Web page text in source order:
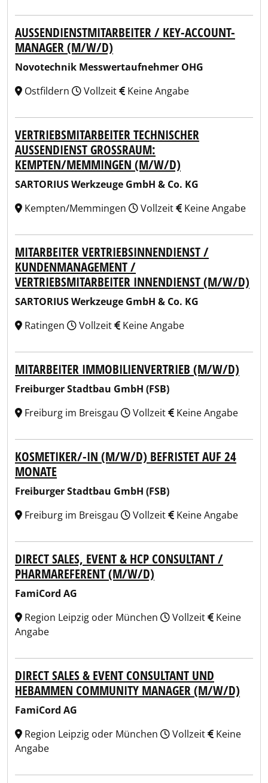
AUSSENDIENSTMITARBEITER / KEY-ACCOUNT-M
ANAGER (M/W/D)
Novotechnik Messwertaufnehmer OHG
Ostfildern
Vollzeit Keine Angabe
VERTRIEBSMITARBEITER TECHNISCHER
AUSSENDIENST GROSSRAUM: KE
MPTEN/MEMMINGEN (M/W/D)
SARTORIUS Werkzeuge GmbH & Co. KG
Kempten/Memmingen
Vollzeit Keine Angabe
MITARBEITER VERTRIEBSINNENDIENST /
KUNDENMANAGEMENT /
VERTRIEBSMITARBEITER INNENDIENST (M/W/D)
SARTORIUS Werkzeuge GmbH & Co. KG
Ratingen
Vollzeit Keine Angabe
MITARBEITER IMMOBILIENVERTRIEB (M/W/D)
Freiburger Stadtbau GmbH (FSB)
Freiburg im Breisgau
Vollzeit Keine Angabe
KOSMETIKER/-IN (M/W/D) BEFRISTET AUF 24
MONATE
Freiburger Stadtbau GmbH (FSB)
Freiburg im Breisgau
Vollzeit Keine Angabe
DIRECT SALES, EVENT & HCP CONSULTANT /
PHARMAREFERENT (M/W/D)
FamiCord AG
Region Leipzig oder München
Vollzeit
Keine
Angabe
DIRECT SALES & EVENT CONSULTANT UND
HEBAMMEN COMMUNITY MANAGER (M/W/D)
FamiCord AG
Region Leipzig oder München
Vollzeit
Keine
Angabe